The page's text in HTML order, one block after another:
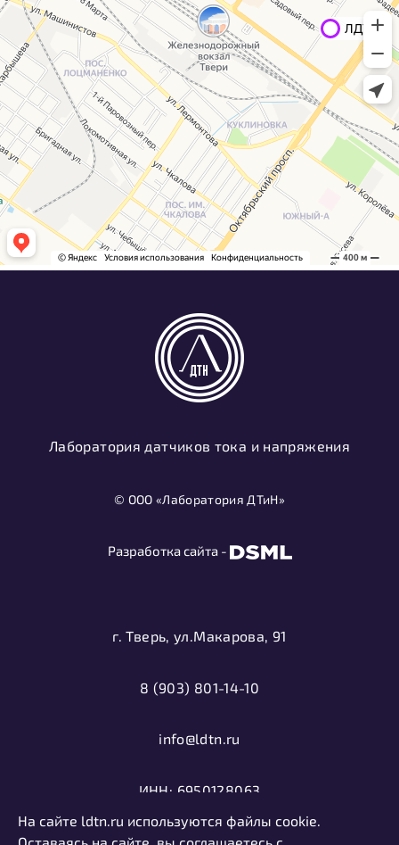
Лаборатория датчиков тока и напряжения
© ООО «Лаборатория ДТиН»
Разработка сайта -
г. Тверь, ул.Макарова, 91
8 (903) 801-14-10
info@ldtn.ru
ИНН: 6950128063
ОГРН: 1116952000406
На сайте ldtn.ru используются файлы cookie.